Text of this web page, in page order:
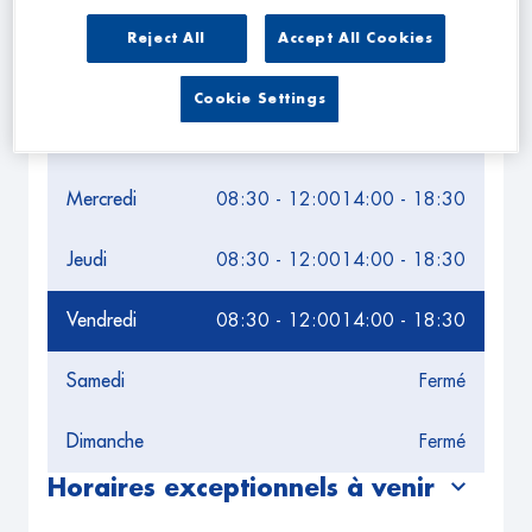
Horaires d'ouverture
08:30 - 12:00
Mercredi 08:30 - 12:00 14:00 - 18:30
Jeudi 08:30 - 12:00 14:00 - 18:30
Vendredi 08:30 - 12:00 14:00 - 18:30
Samedi Fermé
Dimanche Fermé
Horaires exceptionnels à venir
Reject All Accept All Cookies
Cookie Settings